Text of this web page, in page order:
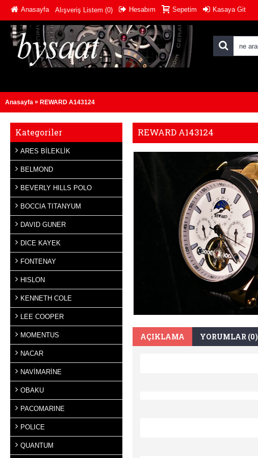
Anasayfa Alışveriş Listem (0) Hesabım Sepetim Kasaya Git
Anasayfa » REWARD A143124
Kategoriler
ARES BİLEKLİK
BELMOND
BEVERLY HILLS POLO
BOCCIA TITANYUM
DAVID GUNER
DICE KAYEK
FONTENAY
HISLON
KENNETH COLE
LEE COOPER
MOMENTUS
NACAR
NAVİMARİNE
OBAKU
PACOMARINE
POLICE
QUANTUM
REWARD A143124
AÇIKLAMA YORUMLAR (0)